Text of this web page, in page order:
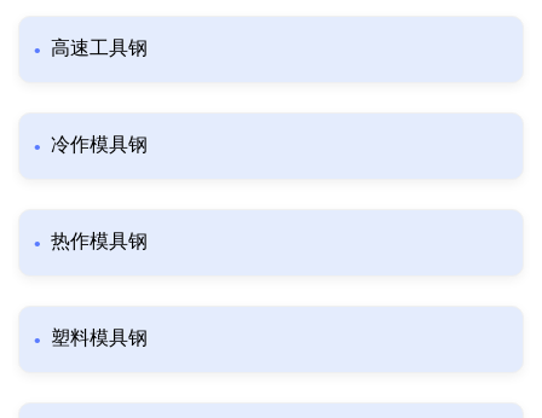
高速工具钢
冷作模具钢
热作模具钢
塑料模具钢